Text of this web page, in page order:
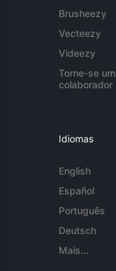
Brusheezy
Vecteezy
Videezy
Torne-se um
colaborador
Idiomas
English
Español
Português
Deutsch
Mais...